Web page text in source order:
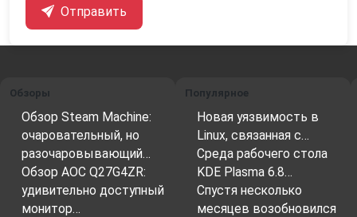
Отправить
Обзоры
Обзор Steam Machine:
очаровательный, но
разочаровывающий…
Обзор AOC Q27G4ZR:
удивительно доступный
монитор…
Популярное
Новая уязвимость в
Linux, связанная с…
Среда рабочего стола
KDE Plasma 6.8…
Спустя несколько
месяцев возобновился